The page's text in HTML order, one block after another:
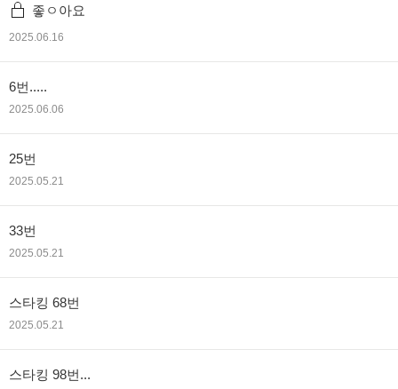
좋ㅇ아요
2025.06.16
6번.....
2025.06.06
25번
2025.05.21
33번
2025.05.21
스타킹 68번
2025.05.21
스타킹 98번...